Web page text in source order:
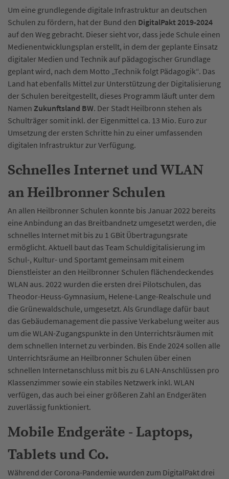
Um eine grundlegende digitale Infrastruktur an deutschen
Schulen zu fördern, hat der Bund den DigitalPakt 2019-2024
auf den Weg gebracht. Dieser sieht vor, dass jede Schule einen
Medienentwicklungsplan erstellt, in dem der geplante Einsatz
digitaler Medien und Technik auf pädagogischer Grundlage
geplant wird, nach dem Motto „Technik folgt Pädagogik“. Das
Land hat ebenfalls Mittel zur Unterstützung der Digitalisierung
der Schulen bereitgestellt, dieses Programm läuft unter dem
Namen Zukunftsland BW. Der Stadt Heilbronn stehen als
Schulträger somit inkl. der Eigenmittel ca. 13 Mio. Euro zur
Umsetzung der ersten Schritte hin zu einer umfassenden
digitalen Infrastruktur zur Verfügung.
Schnelles Internet und WLAN
an Heilbronner Schulen
An allen Heilbronner Schulen konnte bis Januar 2022 bereits
eine Anbindung an das Breitbandnetz umgesetzt werden, die
schnelles Internet mit bis zu 1 GBit Übertragungsrate
ermöglicht. Aktuell baut das Team Schuldigitalisierung im
Schul-, Kultur- und Sportamt gemeinsam mit einem
Dienstleister an den Heilbronner Schulen flächendeckendes
WLAN aus. 2022 wurden die ersten drei Pilotschulen, das
Theodor-Heuss-Gymnasium, Helene-Lange-Realschule und
die Grünewaldschule, umgesetzt. Als Grundlage dafür baut
das Gebäudemanagement die passive Verkabelung weiter aus
um die WLAN-Zugangspunkte in den Unterrichtsräumen mit
dem schnellen Internet zu verbinden. Bis Ende 2024 sollen alle
Unterrichtsräume an Heilbronner Schulen über einen
schnellen Internetanschluss mit bis zu 6 LAN-Anschlüssen pro
Klassenzimmer sowie ein stabiles Netzwerk inkl. WLAN
verfügen, das auch bei einer größeren Zahl an Endgeräten
zuverlässig funktioniert.
Mobile Endgeräte - Laptops,
Tablets und Co.
Während der Corona-Pandemie wurden zum DigitalPakt drei